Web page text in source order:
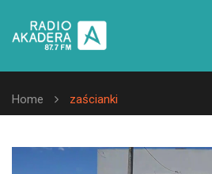
Home zaścianki